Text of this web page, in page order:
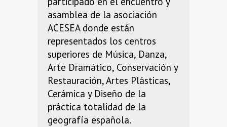
asamblea de la asociación
ACESEA donde están
representados los centros
superiores de Música, Danza,
Arte Dramático, Conservación y
Restauración, Artes Plásticas,
Cerámica y Diseño de la
práctica totalidad de la
geografía española.